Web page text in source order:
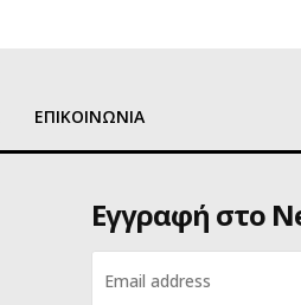
ΕΠΙΚΟΙΝΩΝΙΑ
Εγγραφή στο